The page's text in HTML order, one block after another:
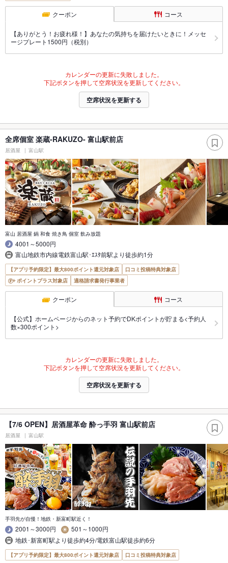
クーポン コース
【ありがとう！お疲れ様！】あなたの気持ちを届けたいときに！メッセ
ージプレート1500円（税別）
カレンダーの更新に失敗しました。
下記ボタンを押して空席状況を更新してください。
空席状況を更新する
全席個室 楽蔵‐RAKUZO‐ 富山駅前店
居酒屋 富山駅
富山 居酒屋 鍋 和食 焼き鳥 個室 飲み放題
4001～5000円
富山地鉄市内線電鉄富山駅･ｴｽﾀ前駅より徒歩約1分
【アプリ予約限定】最大800ポイント還元対象店
口コミ投稿特典対象店
ポイントプラス対象店
適格請求書発行事業者
クーポン コース
【公式】ホームページからのネット予約でDKポイントが貯まる<予約人
数×300ポイント>
カレンダーの更新に失敗しました。
下記ボタンを押して空席状況を更新してください。
空席状況を更新する
【7/6 OPEN】居酒屋革命 酔っ手羽 富山駅前店
居酒屋 富山駅
手羽先が自慢！地鉄・新富町駅近く！
2001～3000円
501～1000円
地鉄･新富町駅より徒歩約4分/電鉄富山駅徒歩約6分
【アプリ予約限定】最大800ポイント還元対象店 口コミ投稿特典対象店